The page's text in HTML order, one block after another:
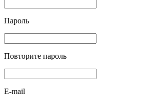
Пароль
Повторите пароль
E-mail